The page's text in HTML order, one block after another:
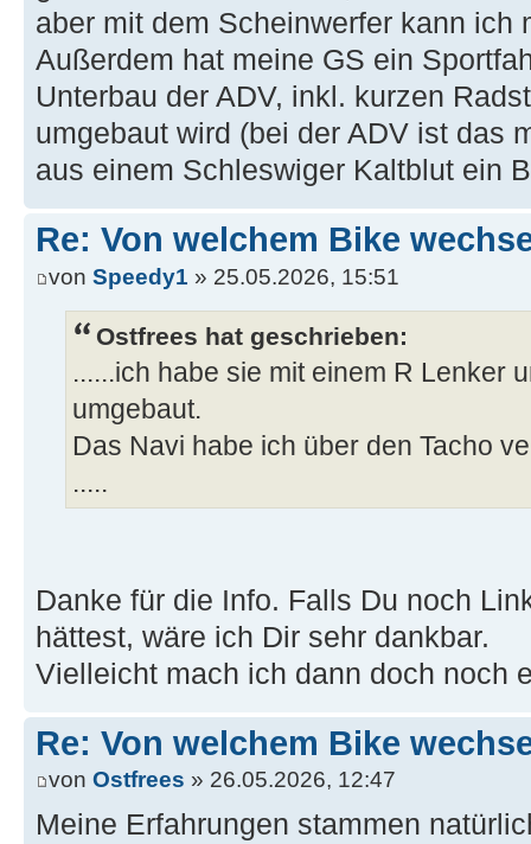
aber mit dem Scheinwerfer kann ich
Außerdem hat meine GS ein
Unterbau der ADV, inkl. kurzen
umgebaut wird (bei der ADV ist das
aus einem Schleswiger Kaltblut ein
Re: Von welchem Bike
von Speedy1 » 25.05.2026, 15:51
Ostfrees hat geschrieben:
......ich habe sie mit einem R Lenker
umgebaut.
Das Navi habe ich über den Tacho
.....
Danke für die Info. Falls Du noch
hättest, wäre ich Dir sehr dankbar.
Vielleicht mach ich dann doch noch
Re: Von welchem Bike
von Ostfrees » 26.05.2026, 12:47
Meine Erfahrungen stammen